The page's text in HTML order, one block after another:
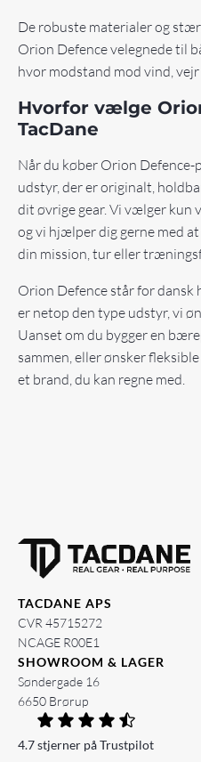
De robuste materialer og
Orion Defence velegnede til
hvor modstand mod vind, vejr
Hvorfor vælge
TacDane
Når du køber Orion Defence-
udstyr, der er originalt,
dit øvrige gear. Vi vælger kun
og vi hjælper dig gerne med
din mission, tur eller
Orion Defence står for
er netop den type udstyr, vi
Uanset om du bygger en
sammen, eller ønsker
et brand, du kan regne med.
TACDANE APS
CVR 45715272
NCAGE R00E1
SHOWROOM & LAGER
Søndergade 16
6650 Brørup
4.7 stjerner på Trustpilot